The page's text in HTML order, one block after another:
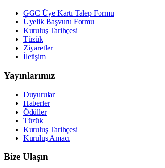
GGC Üye Kartı Talep Formu
Üyelik Başvuru Formu
Kuruluş Tarihçesi
Tüzük
Ziyaretler
İletişim
Yayınlarımız
Duyurular
Haberler
Ödüller
Tüzük
Kuruluş Tarihçesi
Kuruluş Amacı
Bize Ulaşın